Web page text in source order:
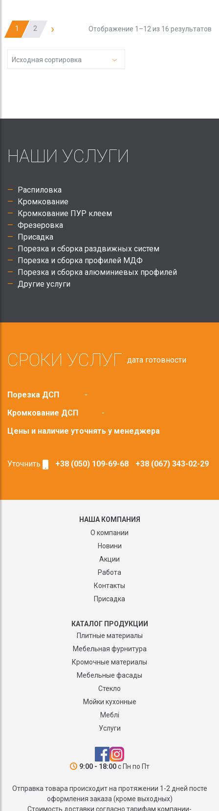
1 2 › Отображение 1–12 из 16 результатов
Исходная сортировка
НАШИ УСЛУГИ
Распиловка
Кромкование
Кромкование ПУР клеем
Фрезеровка
Присадка
Порезка и сборка раздвижных систем
Порезка и сборка профилей МДФ
Порезка и сборка алюминиевых профилей
Другие услуги
СРОКИ УСЛУГ дата готовности
Порезка ДСП
-
Кромкование ДСП
-
Цены и наличие уточнять у менеджера
Уточнить +38 (050) 109-69-68 +38 (067) 343-02-29
НАША КОМПАНИЯ
О компании
Новини
Акции
Работа
Контакты
Присадка
КАТАЛОГ ПРОДУКЦИИ
Плитные материалы
Мебельная фурнитура
Кромочные материалы
Мебельные фасады
Стекло
Мойки кухонные
Меблі
Услуги
9:00 - 18:00с Пн по Пт
Отправка товара происходит на протяжении 1-2 дней посте
оформления заказа (кроме выходных)
Стоимость доставки согласно тарифам компании-